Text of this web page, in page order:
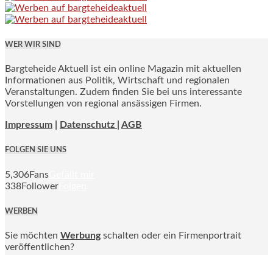
WER WIR SIND
Bargteheide Aktuell ist ein online Magazin mit aktuellen
Informationen aus Politik, Wirtschaft und regionalen
Veranstaltungen. Zudem finden Sie bei uns interessante
Vorstellungen von regional ansässigen Firmen.
Impressum Datenschutz | AGB
FOLGEN SIE UNS
5,306Fans
338Follower
WERBEN
Sie möchten Werbung schalten oder ein Firmenportrait
veröffentlichen?